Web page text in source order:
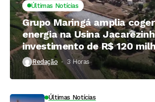
Últimas Notícias
Grupo Maringá amplia
energia na Usina
investimento de R$ 120
Redação 3 Horas ⁮
Últimas Notícias